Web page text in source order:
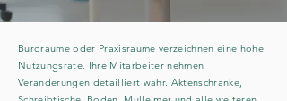
Büroräume oder Praxisräume verzeichnen eine hohe
Nutzungsrate. Ihre Mitarbeiter nehmen
Veränderungen detailliert wahr. Aktenschränke,